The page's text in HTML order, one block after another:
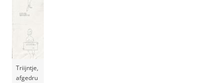
Triijntje,
afgedru